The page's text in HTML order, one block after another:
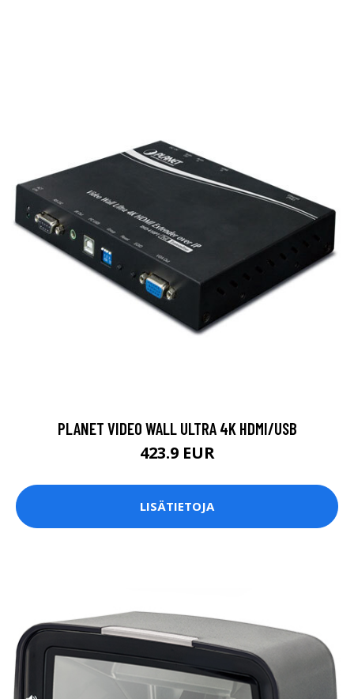
PLANET VIDEO WALL ULTRA 4K HDMI/USB
423.9 EUR
LISÄTIETOJA